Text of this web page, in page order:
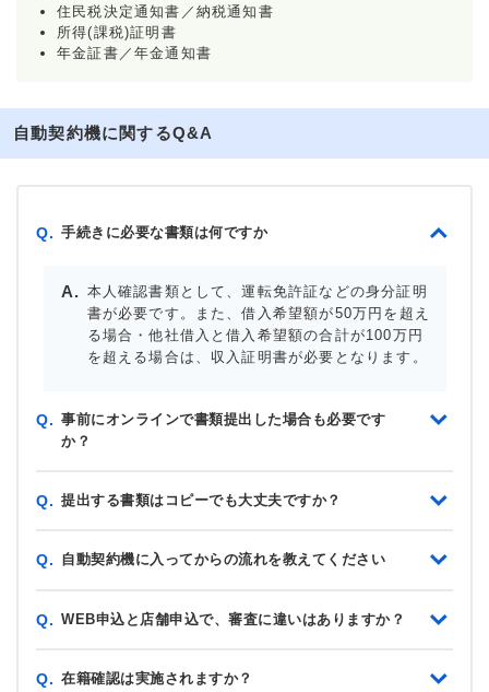
住民税決定通知書／納税通知書
所得(課税)証明書
年金証書／年金通知書
自動契約機に関するQ&A
Q. 手続きに必要な書類は何ですか
本人確認書類として、運転免許証などの身分証明
書が必要です。また、借入希望額が50万円を超え
る場合・他社借入と借入希望額の合計が100万円
を超える場合は、収入証明書が必要となります。
Q. 事前にオンラインで書類提出した場合も必要です
か？
Q. 提出する書類はコピーでも大丈夫ですか？
Q. 自動契約機に入ってからの流れを教えてください
Q. WEB申込と店舗申込で、審査に違いはありますか？
Q. 在籍確認は実施されますか？